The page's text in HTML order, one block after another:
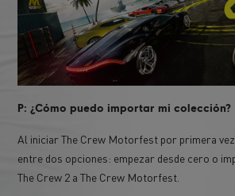
P: ¿Cómo puedo importar mi colección?
Al iniciar The Crew Motorfest por primera
entre dos opciones: empezar desde cero o
The Crew 2 a The Crew Motorfest.